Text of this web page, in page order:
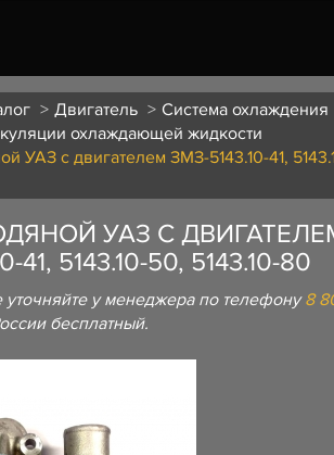
Двигатель
Система охлаждения
охлаждающей жидкости
УАЗ с двигателем ЗМЗ-5143.10-41,
УАЗ С
41, 5143.10-50, 5143.10-80
у менеджера по телефону8
бесплатный.